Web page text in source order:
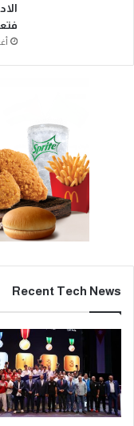
Recent Tech News